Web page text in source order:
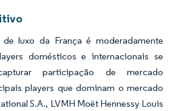
luxo da França é moderadamente
domésticos e internacionais se
participação de mercado
players que dominam o mercado
S.A., LVMH Moët Hennessy Louis